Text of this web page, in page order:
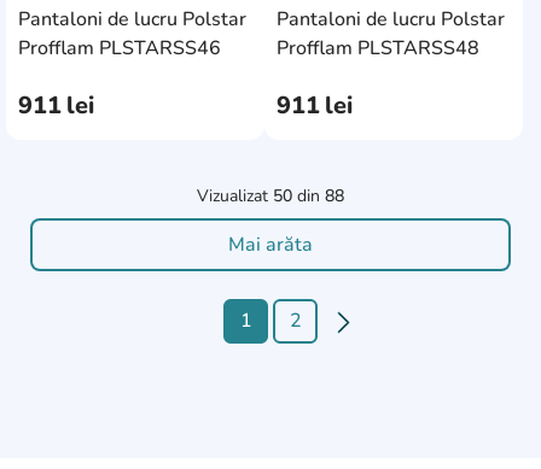
Pantaloni de lucru Polstar
Profflam PLSTARSS46
911lei
AddCardToCart
Pantaloni de lucru Polstar
Profflam PLSTARSS48
911lei
Vizualizat 50 din 88
Mai arăta
1 2